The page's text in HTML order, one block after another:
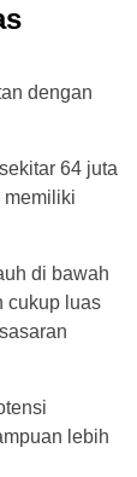
dengan
64 juta
memiliki
di bawah
cukup luas
lebih